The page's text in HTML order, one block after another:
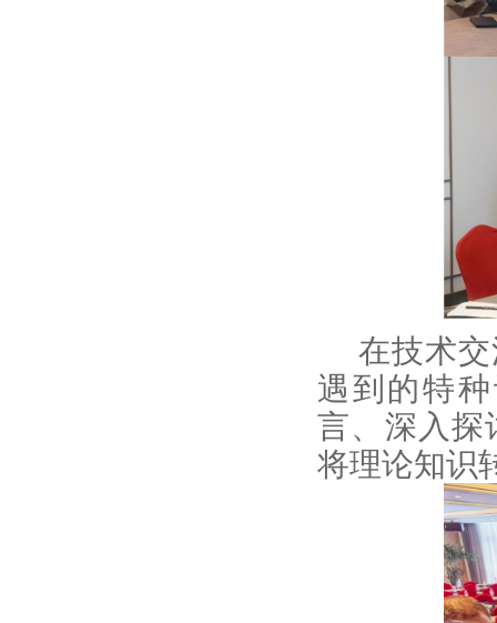
在技术
遇到的特
言、深入探
将理论知识